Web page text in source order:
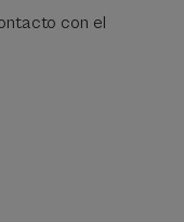
con el